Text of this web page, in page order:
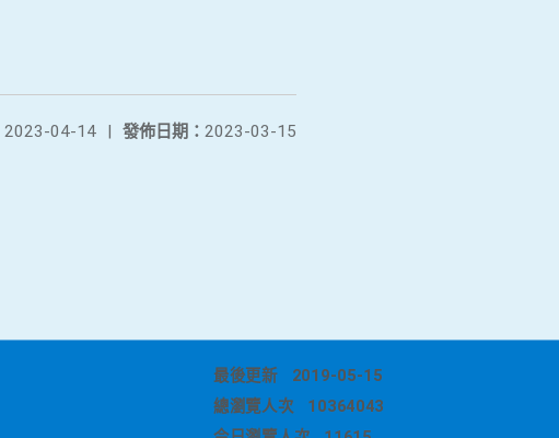
發佈日期： 2023-03-15
2023-04-14 |
最後更新
2019-05-15
總瀏覽人次
10364043